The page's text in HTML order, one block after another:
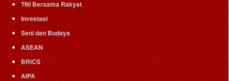
TNI Bersama Rakyat
Investasi
Seni dan Budaya
ASEAN
BRICS
AIPA